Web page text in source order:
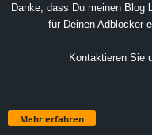
Danke, dass Du meinen Blog
für Deinen Adblocker
Kontaktieren Sie
Mehr erfahren